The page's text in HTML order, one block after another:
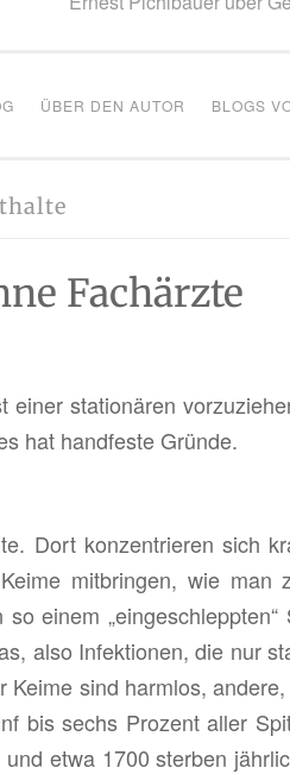
ÜBER DEN AUTOR BLOGS
Fachärzte
einer sta­tio­nä­ren
hat hand­fes­te Grün­de.
Dort kon­zen­trie­ren sich
mit­brin­gen, wie man
einem
also In­fek­tio­nen, die nur
Keime sind harm­los,
bis sechs Pro­zent aller
etwa 1700 ster­ben